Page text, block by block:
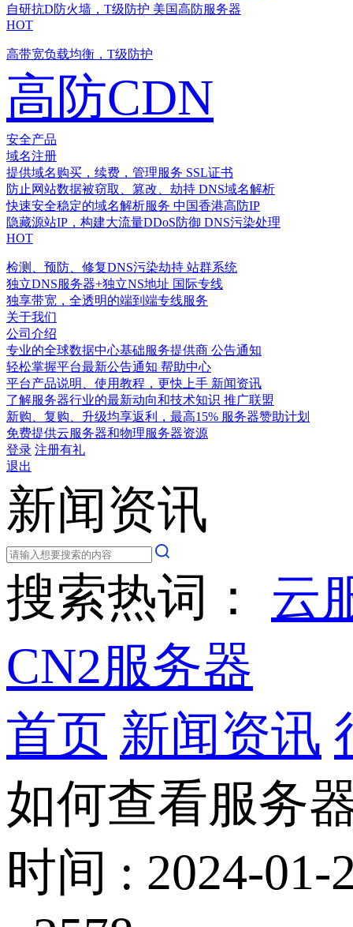
自研抗D防火墙，T级防护 美国高防服务器
HOT
高带宽负载均衡，T级防护
高防CDN
安全产品
域名注册
提供域名购买，续费，管理服务 SSL证书
防止网站数据被窃取、篡改、劫持 DNS域名解析
快速安全稳定的域名解析服务 中国香港高防IP
隐藏源站IP，构建大流量DDoS防御 DNS污染处理
HOT
检测、预防、修复DNS污染劫持 站群系统
独立DNS服务器+独立NS地址 国际专线
独享带宽，全透明的端到端专线服务
关于我们
公司介绍
专业的全球数据中心基础服务提供商 公告通知
轻松掌握平台最新公告通知 帮助中心
平台产品说明、使用教程，更快上手 新闻资讯
了解服务器行业的最新动向和技术知识 推广联盟
新购、复购、升级均享返利，最高15% 服务器赞助计划
免费提供云服务器和物理服务器资源
登录 注册有礼
退出
新闻资讯
搜索热词： 云
CN2服务器
首页 新闻资讯
如何查看服务
时间 : 2024-01-